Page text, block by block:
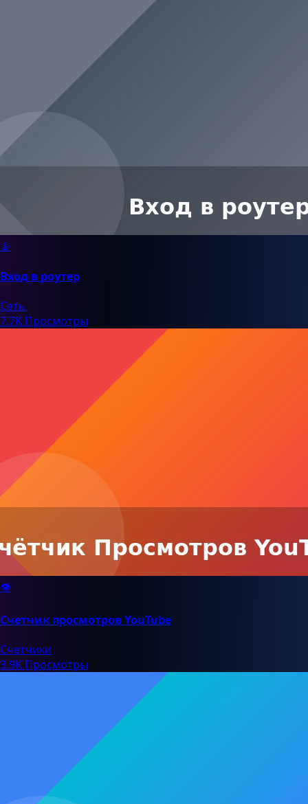
📡
Вход в роутер
Сеть
7.7K Просмотры
👁️
Счетчик просмотров YouTube
Счетчики
3.9K Просмотры